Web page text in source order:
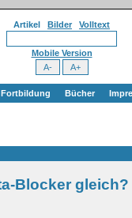
Artikel Bilder Volltext
Mobile Version
Fortbildung Bücher
Blocker gleich?